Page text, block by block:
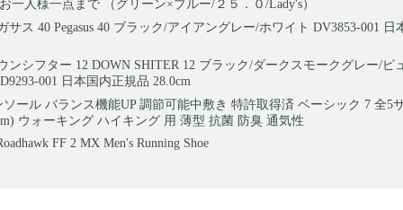
一人様一点まで （グリーン×ブルー/２５．０/Lady's）
サス 40 Pegasus 40 ブラック/アイアングレー/ホワイト DV3853-001 日
ンシフター 12 DOWN SHITER 12 ブラック/ダークスモークグレー/ピ
001 日本国内正規品 28.0cm
ソール バランス機能UP 調節可能中敷き 特許取得済 ベーシック 7 全5
ウォーキング ハイキング 用 薄型 抗菌 防臭 通気性
FF 2 MX Men's Running Shoe